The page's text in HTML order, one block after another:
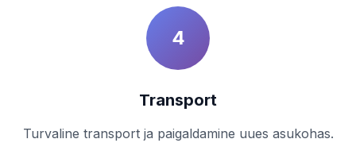
4
Transport
Turvaline transport ja paigaldamine uues asukohas.